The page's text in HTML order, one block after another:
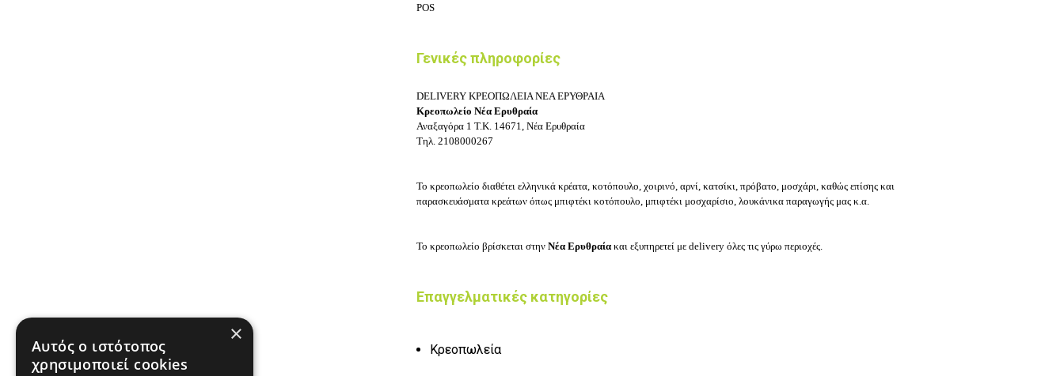
POS
Γενικές πληροφορίες
DELIVERY ΚΡΕΟΠΩΛΕΙΑ ΝΕΑ ΕΡΥΘΡΑΙΑ
Κρεοπωλείο Νέα Ερυθραία
Αναξαγόρα 1 Τ.Κ. 14671, Νέα Ερυθραία
Τηλ. 2108000267
Το κρεοπωλείο διαθέτει ελληνικά κρέατα, κοτόπουλο, χοιρινό, αρνί, κατσίκι, πρόβατο, μοσχάρι, καθώς επίσης και
παρασκευάσματα κρεάτων όπως μπιφτέκι κοτόπουλο, μπιφτέκι μοσχαρίσιο, λουκάνικα παραγωγής μας κ.α.
Το κρεοπωλείο βρίσκεται στην Νέα Ερυθραία και εξυπηρετεί με delivery όλες τις γύρω περιοχές.
Επαγγελματικές κατηγορίες
Κρεοπωλεία
×
Αυτός ο ιστότοπος
χρησιμοποιεί cookies